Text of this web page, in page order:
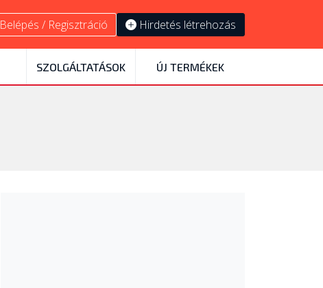
Belépés / Regisztráció Hirdetés létrehozás
SZOLGÁLTATÁSOK ÚJ TERMÉKEK